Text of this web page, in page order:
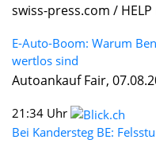
swiss-press.com /
E-Auto-Boom: Warum
wertlos sind
Autoankauf Fair,
21:34 Uhr
Bei Kandersteg BE: